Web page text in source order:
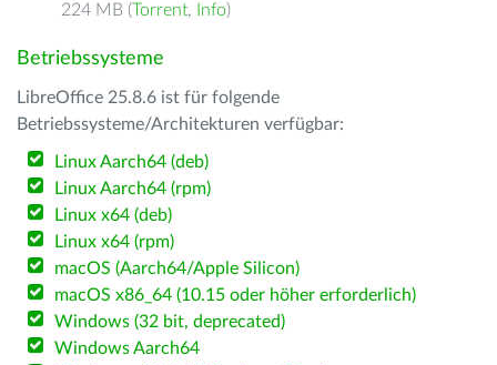
224 MB (Torrent, Info)
Betriebssysteme
LibreOffice 25.8.6 ist für folgende
Betriebssysteme/Architekturen verfügbar:
Linux Aarch64 (deb)
Linux Aarch64 (rpm)
Linux x64 (deb)
Linux x64 (rpm)
macOS (Aarch64/Apple Silicon)
macOS x86_64 (10.15 oder höher erforderlich)
Windows (32 bit, deprecated)
Windows Aarch64